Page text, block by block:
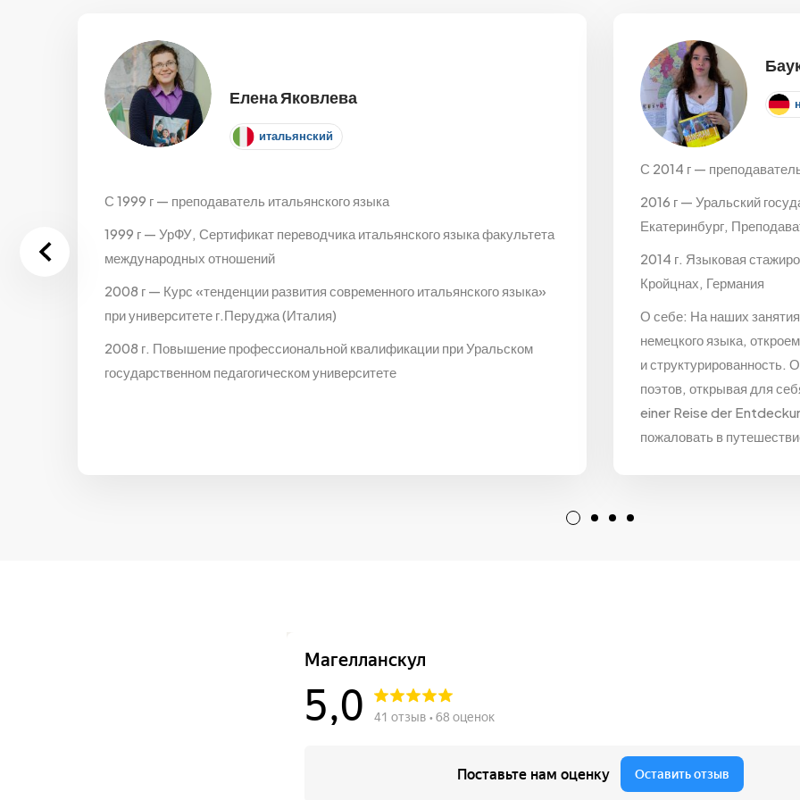
Елена Яковлева
итальянский
С 1999 г — преподаватель итальянского языка
1999 г — УрФУ, Сертификат переводчика итальянского языка факультета
международных отношений
2008 г — Курс «тенденции развития современного итальянского языка»
при университете г.Перуджа (Италия)
2008 г. Повышение профессиональной квалификации при Уральском
государственном педагогическом университете
С 2014 г —
2016 г — Уральский
Екатеринбург,
2014 г. Языковая
Кройцнах, Германия
О себе: На наших
немецкого языка,
и
поэтов, открывая для
einer Reise der
пожаловать в